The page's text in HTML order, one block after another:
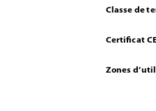
Classe de
Certiﬁcat
Zones